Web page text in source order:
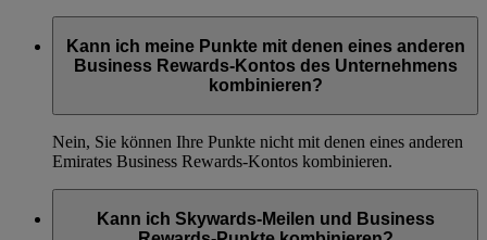
Kann ich meine Punkte mit denen eines anderen
Business Rewards-Kontos des Unternehmens
kombinieren?
Nein, Sie können Ihre Punkte nicht mit denen eines anderen
Emirates Business Rewards-Kontos kombinieren.
Kann ich Skywards-Meilen und Business